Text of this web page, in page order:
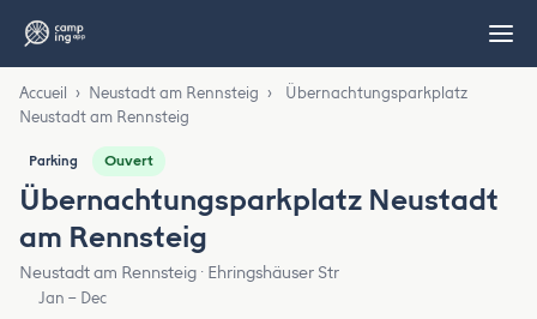
Accueil › Neustadt am Rennsteig ›
Übernachtungsparkplatz
Neustadt am Rennsteig
Parking Ouvert
Übernachtungsparkplatz Neustadt
am Rennsteig
Neustadt am Rennsteig · Ehringshäuser Str
Jan – Dec